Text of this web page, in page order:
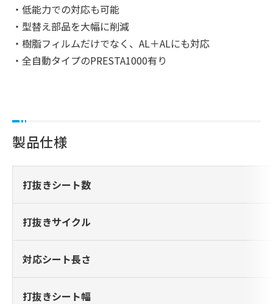
・低能力での対応も可能
・型替え部品を大幅に削減
・樹脂フィルムだけでなく、AL＋ALにも対応
・全自動タイプのPRESTA1000有り
製品仕様
打抜きシート数
打抜きサイクル
対応シート長さ
打抜きシート幅